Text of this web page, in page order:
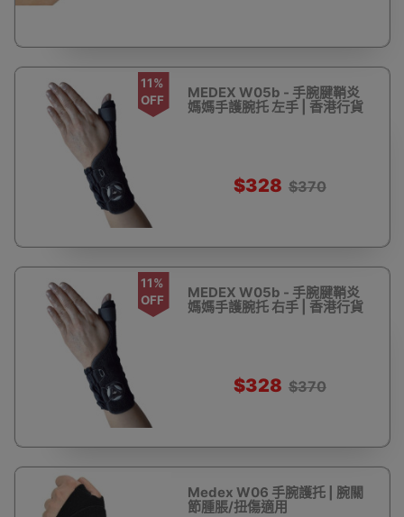
11%
OFF
MEDEX W05b - 手腕腱鞘炎
媽媽手護腕托 左手 | 香港行貨
$328 $370
11%
OFF
MEDEX W05b - 手腕腱鞘炎
媽媽手護腕托 右手 | 香港行貨
$328 $370
Medex W06 手腕護托 | 腕關
節腫脹/扭傷適用